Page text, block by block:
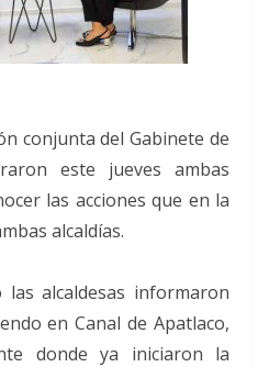
conjunta del Gabinete de
este jueves ambas
las acciones que en la
alcaldías.
alcaldesas informaron
en Canal de Apatlaco,
donde ya iniciaron la